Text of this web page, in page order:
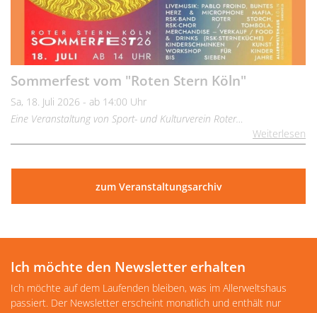
Sommerfest vom "Roten Stern Köln"
Sa, 18. Juli 2026 - ab 14:00 Uhr
Eine Veranstaltung von Sport- und Kulturverein Roter…
Weiterlesen
zum Veranstaltungsarchiv
Ich möchte den Newsletter erhalten
Ich möchte auf dem Laufenden bleiben, was im Allerweltshaus
passiert. Der Newsletter erscheint monatlich und enthält nur